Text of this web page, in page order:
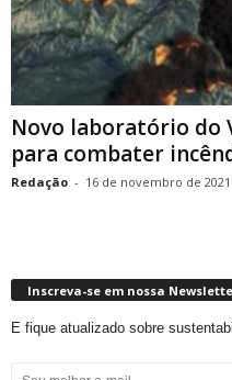
Novo laboratório do
para combater
Redação - 16 de novembro de 2021
Inscreva-se em nossa
E fique atualizado sobre